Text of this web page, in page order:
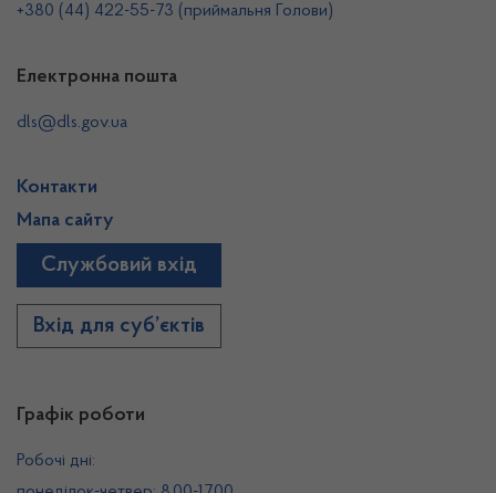
Графік роботи
Робочі дні:
+380 (44) 422-55-73 (приймальня Голови)
Електронна пошта
dls@dls.gov.ua
Контакти
Мапа сайту
Службовий вхід
Вхід для суб’єктів